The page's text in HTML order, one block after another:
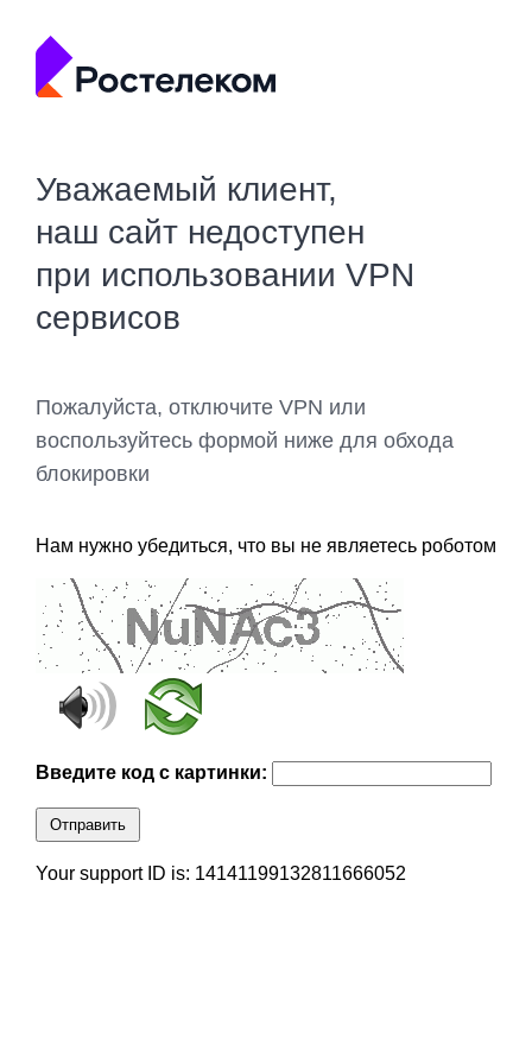
Уважаемый клиент,
наш сайт недоступен
при использовании VPN
сервисов
Пожалуйста, отключите VPN или
воспользуйтесь формой ниже для обхода
блокировки
Нам нужно убедиться, что вы не являетесь роботом
Введите код с картинки:
Отправить
Your support ID is: 14141199132811666052